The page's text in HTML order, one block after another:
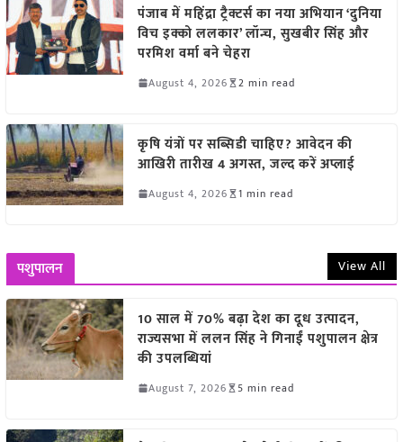
पंजाब में महिंद्रा ट्रैक्टर्स का नया अभियान ‘दुनिया
विच इक्को ललकार’ लॉन्च, सुखबीर सिंह और
परमिश वर्मा बने चेहरा
August 4, 2026 2 min read
कृषि यंत्रों पर सब्सिडी चाहिए? आवेदन की
आखिरी तारीख 4 अगस्त, जल्द करें अप्लाई
August 4, 2026 1 min read
पशुपालन View All
10 साल में 70% बढ़ा देश का दूध उत्पादन,
राज्यसभा में ललन सिंह ने गिनाईं पशुपालन क्षेत्र
की उपलब्धियां
August 7, 2026 5 min read